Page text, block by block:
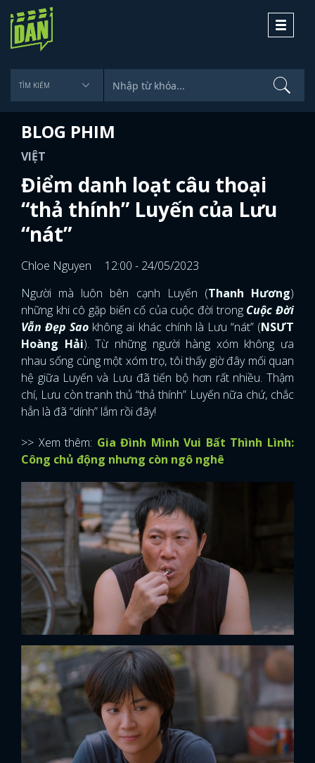
Toggle
BLOG PHIM
VIỆT
Điểm danh loạt câu thoại
“thả thính” Luyến của Lưu
“nát”
Chloe Nguyen
12:00 - 24/05/2023
Người mà luôn bên cạnh Luyến (Thanh Hương)
những khi cô gặp biến cố của cuộc đời trong Cuộc Đời
Vẫn Đẹp Sao không ai khác chính là Lưu “nát” (NSƯT
Hoàng Hải). Từ những người hàng xóm không ưa
nhau sống cùng một xóm trọ, tôi thấy giờ đây mối quan
hệ giữa Luyến và Lưu đã tiến bộ hơn rất nhiều. Thậm
chí, Lưu còn tranh thủ “thả thính” Luyến nữa chứ, chắc
hẳn là đã “dính” lắm rồi đây!
>> Xem thêm: Gia Đình Mình Vui Bất Thình Lình:
Công chủ động nhưng còn ngô nghê